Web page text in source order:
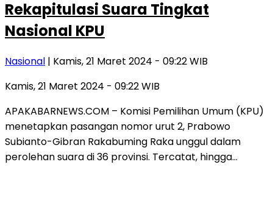
Rekapitulasi Suara Tingkat
Nasional KPU
Nasional | Kamis, 21 Maret 2024 - 09:22 WIB
Kamis, 21 Maret 2024 - 09:22 WIB
APAKABARNEWS.COM – Komisi Pemilihan Umum (KPU)
menetapkan pasangan nomor urut 2, Prabowo
Subianto-Gibran Rakabuming Raka unggul dalam
perolehan suara di 36 provinsi. Tercatat, hingga…